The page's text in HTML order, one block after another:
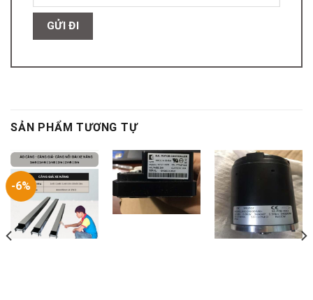
SẢN PHẨM TƯƠNG TỰ
-6%